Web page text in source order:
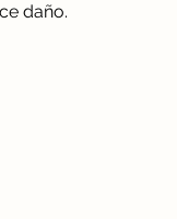
daño.